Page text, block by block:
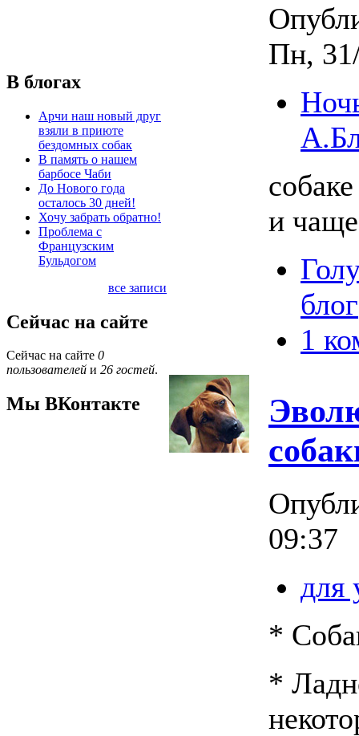
В блогах
Арчи наш новый друг
взяли в приюте
бездомных собак
В память о нашем
барбосе Чаби
До Нового года
осталось 30 дней!
Хочу забрать обратно!
Проблема с
Французским
Бульдогом
все записи
Сейчас на сайте
Сейчас на сайте 0
пользователей и 26 гостей.
Мы ВКонтакте
Пн,
и
блог
1
09:37
для
*
*